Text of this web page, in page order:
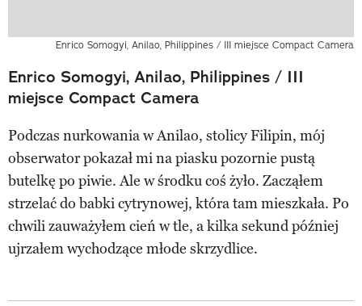
Enrico Somogyi, Anilao, Philippines / III miejsce Compact Camera
Enrico Somogyi, Anilao, Philippines / III
miejsce Compact Camera
Podczas nurkowania w Anilao, stolicy Filipin, mój
obserwator pokazał mi na piasku pozornie pustą
butelkę po piwie. Ale w środku coś żyło. Zacząłem
strzelać do babki cytrynowej, która tam mieszkała. Po
chwili zauważyłem cień w tle, a kilka sekund później
ujrzałem wychodzące młode skrzydlice.